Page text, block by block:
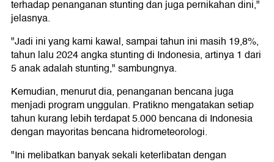
terhadap penanganan stunting dan juga pernikahan dini,"
jelasnya.
"Jadi ini yang kami kawal, sampai tahun ini masih 19,8%,
tahun lalu 2024 angka stunting di Indonesia, artinya 1 dari
5 anak adalah stunting," sambungnya.
Kemudian, menurut dia, penanganan bencana juga
menjadi program unggulan. Pratikno mengatakan setiap
tahun kurang lebih terdapat 5.000 bencana di Indonesia
dengan mayoritas bencana hidrometeorologi.
"Ini melibatkan banyak sekali keterlibatan dengan